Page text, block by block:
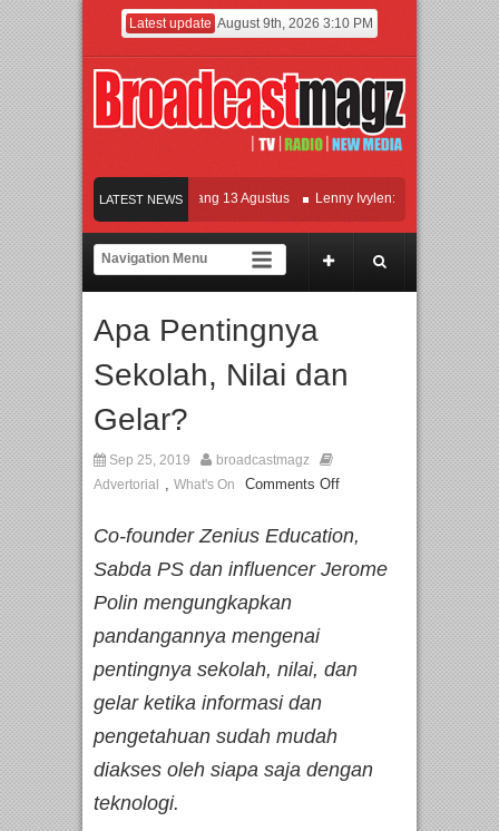
Latest update August 9th, 2026 3:10 PM
LATEST NEWS
KETOK MEJIK Siap Tayang 13 Agustus Lenny Ivylen: 26 Tahun Jaga
dan Universitas Agung Podomoro Jalin Kerja Sama Pendidikan dan Riset untuk
Apa Pentingnya
Sekolah, Nilai dan
Gelar?
Sep 25, 2019
broadcastmagz
Advertorial
, What's On Comments Off
Co-founder Zenius Education,
Sabda PS dan influencer Jerome
Polin mengungkapkan
pandangannya mengenai
pentingnya sekolah, nilai, dan
gelar ketika informasi dan
pengetahuan sudah mudah
diakses oleh siapa saja dengan
teknologi.